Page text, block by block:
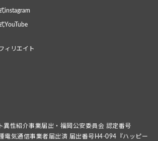
instagram
YouTube
ィリエイト
異性紹介事業届出・福岡公安委員会 認定番号
電気通信事業者届出済 届出番号H4-094『ハッピー